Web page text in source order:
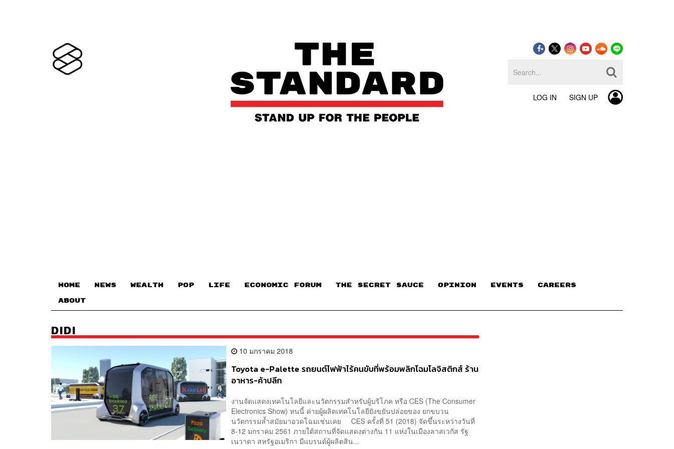
LOG IN SIGN UP
HOME NEWS WEALTH POP LIFE ECONOMIC FORUM THE SECRET SAUCE​ OPINION EVENTS CAREERS
ABOUT
DIDI
10 มกราคม 2018
Toyota e-Palette รถยนต์ไฟฟ้าไร้คนขับที่พร้อมพลิกโฉมโลจิสติกส์ ร้าน
อาหาร-ค้าปลีก
งานจัดแสดงเทคโนโลยีและนวัตกรรมสำหรับผู้บริโภค หรือ CES (The Consumer
Electronics Show) หนนี้ ค่ายผู้ผลิตเทคโนโลยียังขยันปล่อยของ ยกขบวน
นวัตกรรมล้ำสมัยมาอวดโฉมเช่นเคย CES ครั้งที่ 51 (2018) จัดขึ้นระหว่างวันที่
8-12 มกราคม 2561 ภายใต้สถานที่จัดแสดงต่างกัน 11 แห่งในเมืองลาสเวกัส รัฐ
เนวาดา สหรัฐอเมริกา มีแบรนด์ผู้ผลิตสิน...